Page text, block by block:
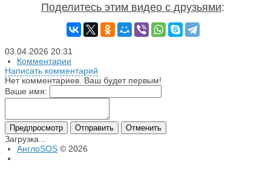
Поделитесь этим видео с друзьями:
03.04.2026 20:31
Комментарии
Написать комментарий
Нет комментариев. Ваш будет первым!
Ваше имя:
Предпросмотр Отправить Отменить
Загрузка...
АнглоSOS © 2026